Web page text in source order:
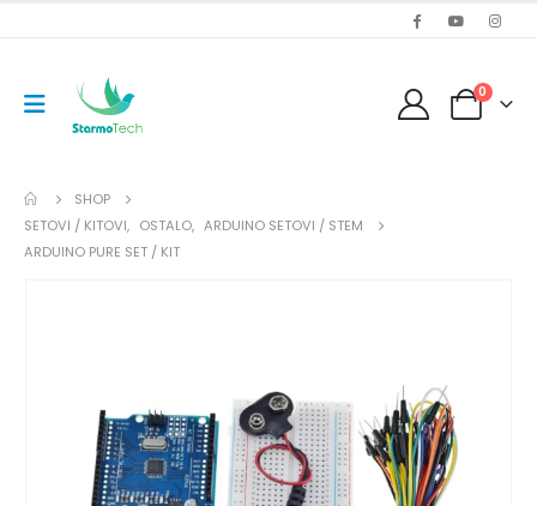
0
SHOP
SETOVI / KITOVI, OSTALO, ARDUINO SETOVI / STEM
ARDUINO PURE SET / KIT